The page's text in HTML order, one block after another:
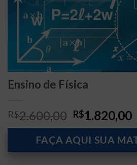
Ensino de Física
R$2.600,00 O
preço
original
era:
R$1.820,00O
FAÇA AQUI SUA